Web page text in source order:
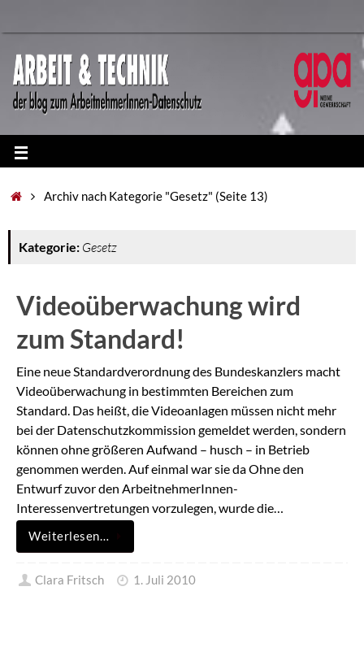
Archiv nach Kategorie "Gesetz" (Seite 13)
Kategorie: Gesetz
Videoüberwachung wird
zum Standard!
Eine neue Standardverordnung des Bundeskanzlers macht
Videoüberwachung in bestimmten Bereichen zum
Standard. Das heißt, die Videoanlagen müssen nicht mehr
bei der Datenschutzkommission gemeldet werden, sondern
können ohne größeren Aufwand – husch – in Betrieb
genommen werden. Auf einmal war sie da Ohne den
Entwurf zuvor den ArbeitnehmerInnen-
Interessenvertretungen vorzulegen, wurde die…
Weiterlesen…
Clara Fritsch 1. Juli 2010